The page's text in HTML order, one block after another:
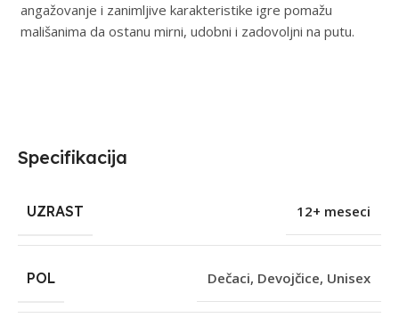
angažovanje i zanimljive karakteristike igre pomažu
mališanima da ostanu mirni, udobni i zadovoljni na putu.
Specifikacija
UZRAST 12+ meseci
POL Dečaci, Devojčice, Unisex